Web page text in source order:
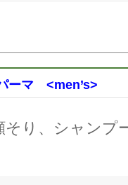
ーマ <men’s>
そり、シャンプ